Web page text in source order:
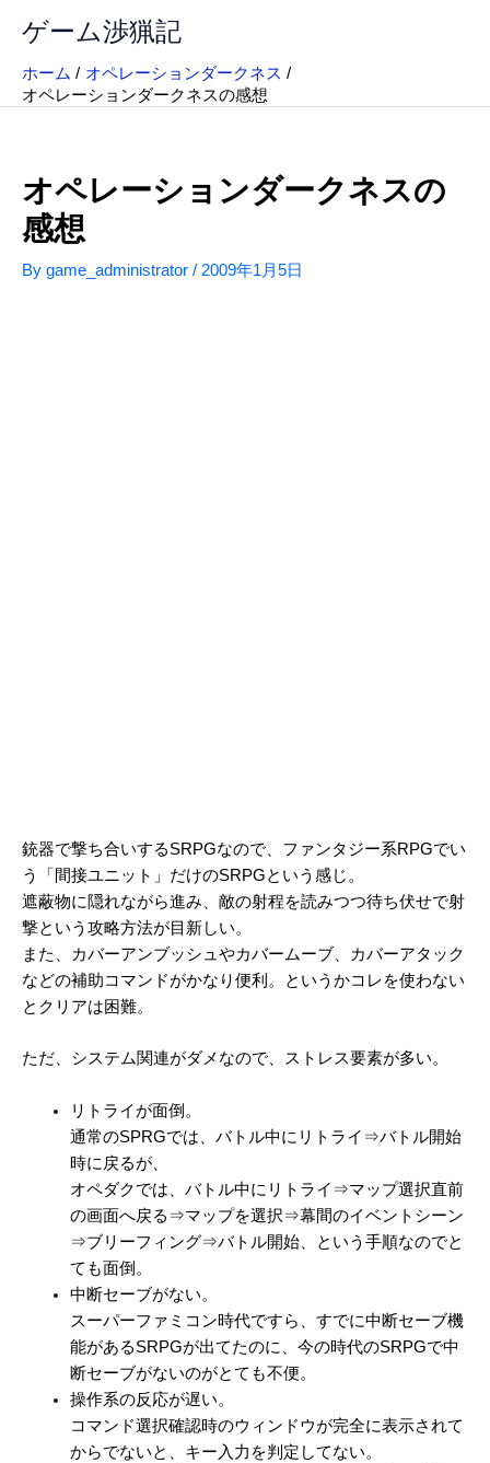
ゲーム渉猟記
ホーム
オペレーションダークネス
オペレーションダークネスの感想
オペレーションダークネスの
感想
By game_administrator / 2009年1月5日
銃器で撃ち合いするSRPGなので、ファンタジー系RPGでい
う「間接ユニット」だけのSRPGという感じ。
遮蔽物に隠れながら進み、敵の射程を読みつつ待ち伏せで射
撃という攻略方法が目新しい。
また、カバーアンブッシュやカバームーブ、カバーアタック
などの補助コマンドがかなり便利。というかコレを使わない
とクリアは困難。
ただ、システム関連がダメなので、ストレス要素が多い。
リトライが面倒。
通常のSPRGでは、バトル中にリトライ⇒バトル開始
時に戻るが、
オペダクでは、バトル中にリトライ⇒マップ選択直前
の画面へ戻る⇒マップを選択⇒幕間のイベントシーン
⇒ブリーフィング⇒バトル開始、という手順なのでと
ても面倒。
中断セーブがない。
スーパーファミコン時代ですら、すでに中断セーブ機
能があるSRPGが出てたのに、今の時代のSRPGで中
断セーブがないのがとても不便。
操作系の反応が遅い。
コマンド選択確認時のウィンドウが完全に表示されて
からでないと、キー入力を判定してない。